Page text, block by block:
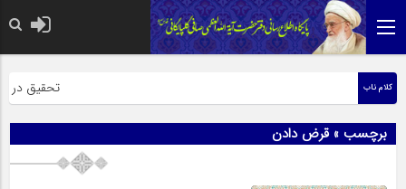
کلام ناب تحقیق در
برچسب » قرض دادن